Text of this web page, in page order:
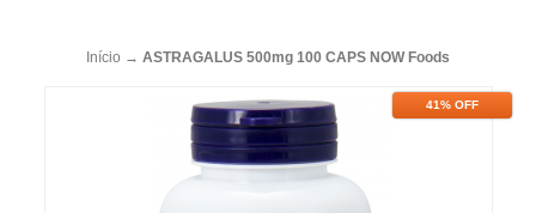
Início → ASTRAGALUS 500mg 100 CAPS NOW Foods
41% OFF